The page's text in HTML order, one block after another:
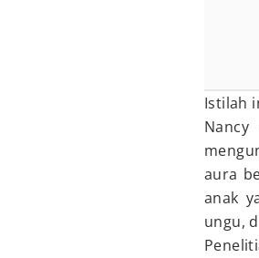
Istilah
aura
anak
ungu,